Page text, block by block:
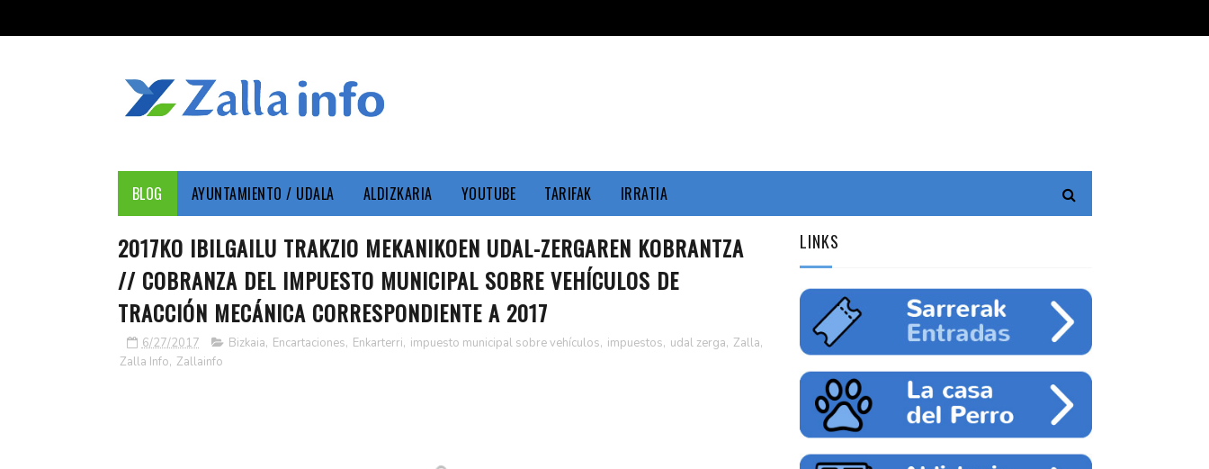
BLOG AYUNTAMIENTO / UDALA ALDIZKARIA YOUTUBE TARIFAK IRRATIA
2017KO IBILGAILU TRAKZIO MEKANIKOEN UDAL-ZERGAREN KOBRANTZA
// COBRANZA DEL IMPUESTO MUNICIPAL SOBRE VEHÍCULOS DE
TRACCIÓN MECÁNICA CORRESPONDIENTE A 2017
6/27/2017 Bizkaia, Encartaciones, Enkarterri, impuesto municipal sobre vehículos, impuestos, udal zerga, Zalla,
Zalla Info, Zallainfo
LINKS